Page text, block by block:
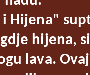
i Hijena"
hijena,
lava.